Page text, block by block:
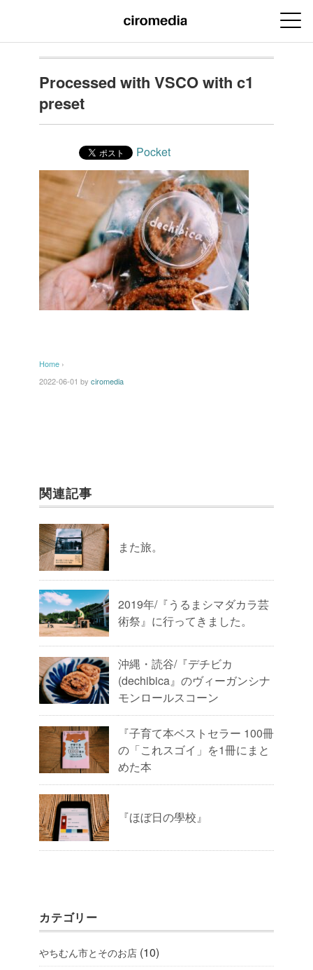
Processed with VSCO with c1
preset
Pocket
Home ›
2022-06-01 by ciromedia
関連記事
また旅。
2019年/『うるまシマダカラ芸
術祭』に行ってきました。
沖縄・読谷/『デチビカ
(dechibica』のヴィーガンシナ
モンロールスコーン
『子育て本ベストセラー 100冊
の「これスゴイ」を1冊にまと
めた本
『ほぼ日の學校』
カテゴリー
やちむん市とそのお店 (10)